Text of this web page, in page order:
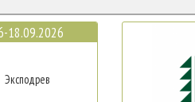
18.09.2026
Эксподрев